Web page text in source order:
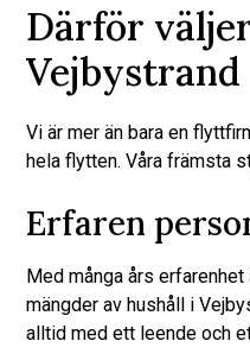
Därför
Vejbystrand
Vi är mer än bara en
hela flytten. Våra främsta
Erfaren
Med många års
mängder av hushåll i
alltid med ett leende och